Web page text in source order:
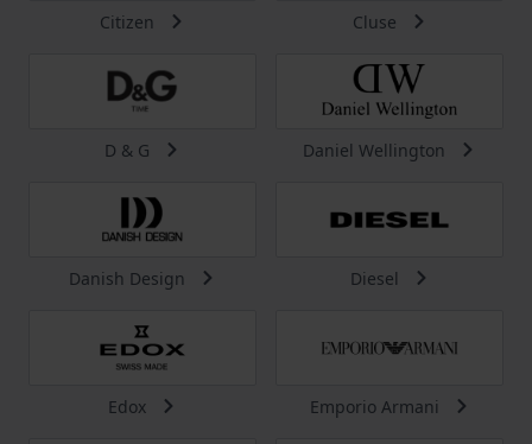
Citizen Cluse
D & G Daniel Wellington
Danish Design Diesel
Edox Emporio Armani